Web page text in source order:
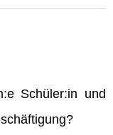
Schüler:in und